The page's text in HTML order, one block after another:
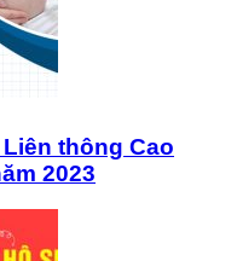
thông Cao
2023